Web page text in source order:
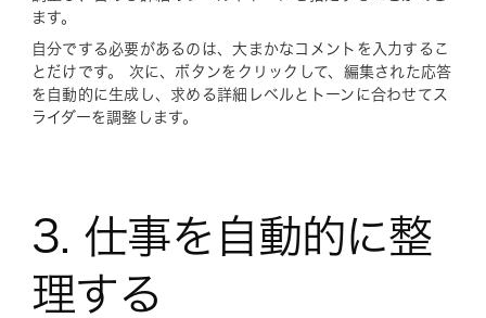
ます。
自分でする必要があるのは、大まかなコメントを入力するこ
とだけです。 次に、ボタンをクリックして、編集された応答
を自動的に生成し、求める詳細レベルとトーンに合わせてス
ライダーを調整します。
3. 仕事を自動的に整
理する